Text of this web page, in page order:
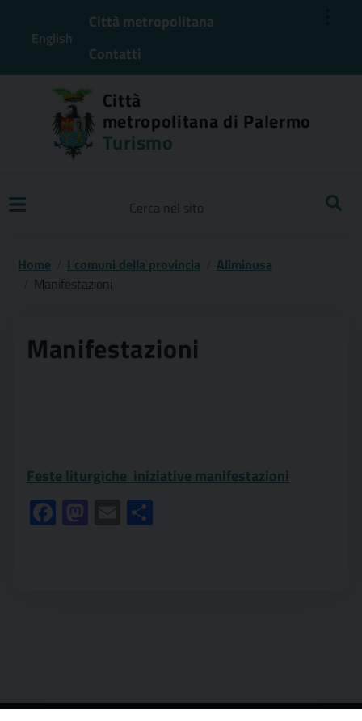
English
Città metropolitana
Contatti
Città
metropolitana di Palermo
Turismo
Home I comuni della provincia
Aliminusa
Manifestazioni
Manifestazioni
Feste liturgiche  iniziative manifestazioni
Facebook
Mastodon
Email